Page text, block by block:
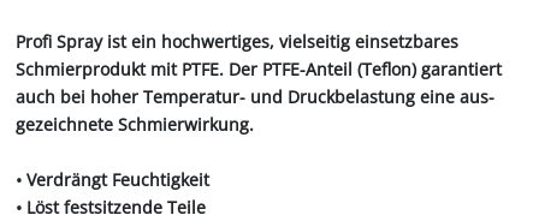
Profi Spray ist ein hochwertiges, vielseitig einsetzbares
Schmierprodukt mit PTFE. Der PTFE-Anteil (Teflon) garantiert
auch bei hoher Temperatur- und Druckbelastung eine aus­
gezeichnete Schmierwirkung.
• Verdrängt Feuchtigkeit
• Löst festsitzende Teile